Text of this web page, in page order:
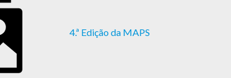
4.ª Edição da MAPS